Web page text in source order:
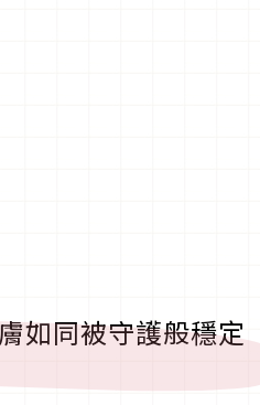
如同被守護般穩定